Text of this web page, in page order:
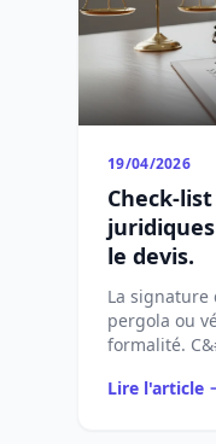
19/04/2026
Check-
le devis.
La
pergola ou
formalité.
Lire l'article